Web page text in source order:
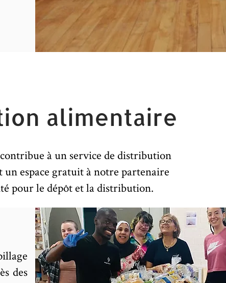
alimentaire
à un service de distribution
espace gratuit à notre partenaire
pour le dépôt et la distribution.
des